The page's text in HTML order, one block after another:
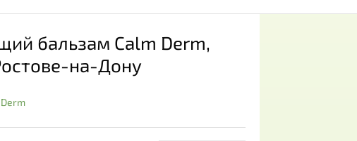
бальзам Calm Derm,
на-Дону